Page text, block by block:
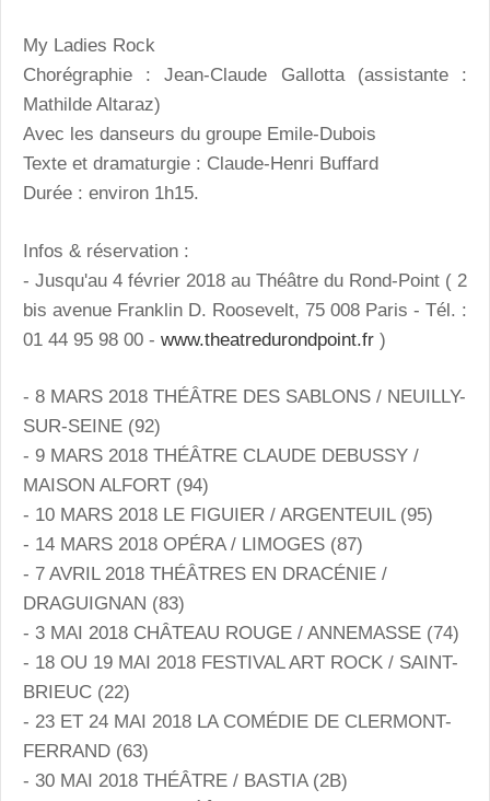
My Ladies Rock
Chorégraphie : Jean-Claude Gallotta (assistante :
Mathilde Altaraz)
Avec les danseurs du groupe Emile-Dubois
Texte et dramaturgie : Claude-Henri Buffard
Durée : environ 1h15.
Infos & réservation :
- Jusqu'au 4 février 2018 au Théâtre du Rond-Point ( 2
bis avenue Franklin D. Roosevelt, 75 008 Paris - Tél. :
01 44 95 98 00 - www.theatredurondpoint.fr )
- 8 MARS 2018 THÉÂTRE DES SABLONS / NEUILLY-
SUR-SEINE (92)
- 9 MARS 2018 THÉÂTRE CLAUDE DEBUSSY /
MAISON ALFORT (94)
- 10 MARS 2018 LE FIGUIER / ARGENTEUIL (95)
- 14 MARS 2018 OPÉRA / LIMOGES (87)
- 7 AVRIL 2018 THÉÂTRES EN DRACÉNIE /
DRAGUIGNAN (83)
- 3 MAI 2018 CHÂTEAU ROUGE / ANNEMASSE (74)
- 18 OU 19 MAI 2018 FESTIVAL ART ROCK / SAINT-
BRIEUC (22)
- 23 ET 24 MAI 2018 LA COMÉDIE DE CLERMONT-
FERRAND (63)
- 30 MAI 2018 THÉÂTRE / BASTIA (2B)